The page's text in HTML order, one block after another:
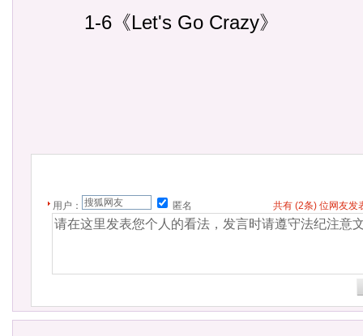
1-6《Let's Go Crazy》
用户： 匿名 共有 (2条) 位网友发